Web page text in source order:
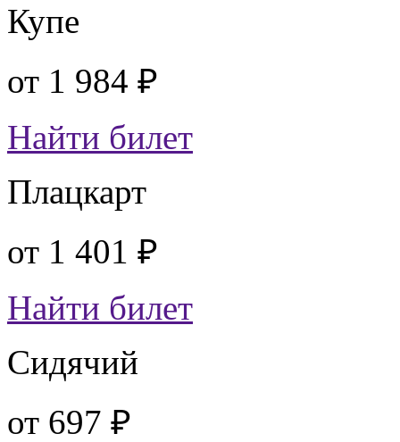
Купе
от 1 984 ₽
Найти билет
Плацкарт
от 1 401 ₽
Найти билет
Сидячий
от 697 ₽